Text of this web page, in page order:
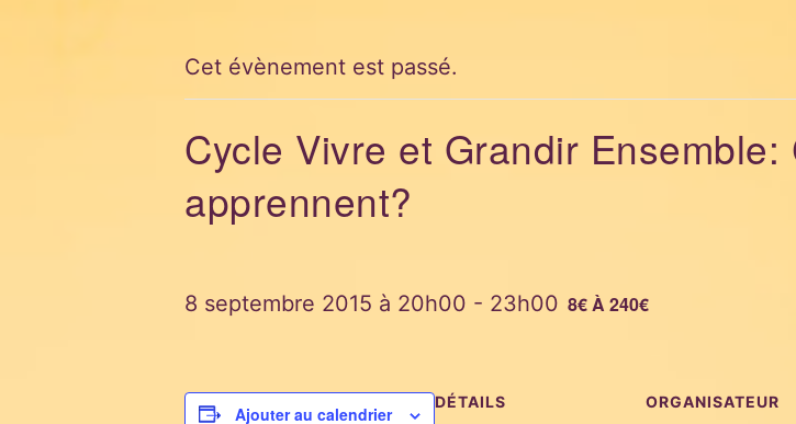
Cet évènement est passé.
Cycle Vivre et Grandir
apprennent?
8 septembre 2015 à 20h00 - 23h00 8€ À 240€
Ajouter au calendrier
DÉTAILS
ORGANISATEUR